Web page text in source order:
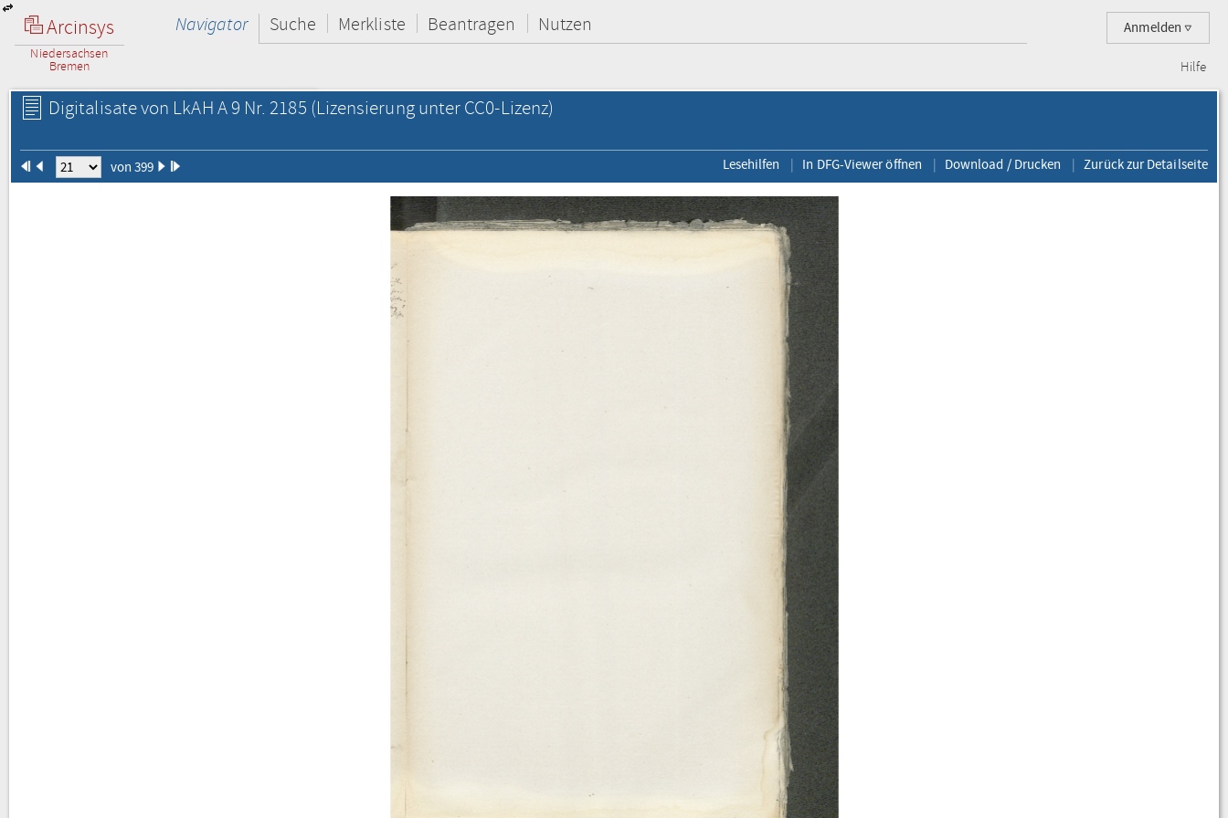
Arcinsys
Niedersachsen
Bremen
Anmelden
Navigator Suche Merkliste Beantragen Nutzen
Hilfe
Digitalisate von LkAH A 9 Nr. 2185 (Lizensierung unter CC0-Lizenz)
von 399 Lesehilfen In DFG-Viewer öffnen Download / Drucken Zurück zur Detailseite